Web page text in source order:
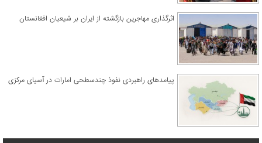
اثرگذاری مهاجرین بازگشته از ایران بر شیعیان افغانستان
پیامدهای راهبردی نفوذ چندسطحی امارات در آسیای مرکزی